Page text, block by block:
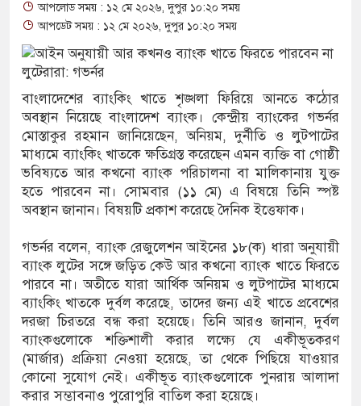
আপলোড সময় : ১২ মে ২০২৬, দুপুর ১০:২০ সময়
আপডেট সময় : ১২ মে ২০২৬, দুপুর ১০:২০ সময়
বাংলাদেশের ব্যাংকিং খাতে শৃঙ্খলা ফিরিয়ে আনতে কঠোর
অবস্থান নিয়েছে বাংলাদেশ ব্যাংক। কেন্দ্রীয় ব্যাংকের গভর্নর
মোস্তাকুর রহমান জানিয়েছেন, অনিয়ম, দুর্নীতি ও লুটপাটের
মাধ্যমে ব্যাংকিং খাতকে ক্ষতিগ্রস্ত করেছেন এমন ব্যক্তি বা গোষ্ঠী
ভবিষ্যতে আর কখনো ব্যাংক পরিচালনা বা মালিকানায় যুক্ত
হতে পারবেন না। সোমবার (১১ মে) এ বিষয়ে তিনি স্পষ্ট
অবস্থান জানান। বিষয়টি প্রকাশ করেছে দৈনিক ইত্তেফাক।
গভর্নর বলেন, ব্যাংক রেজুলেশন আইনের ১৮(ক) ধারা অনুযায়ী
ব্যাংক লুটের সঙ্গে জড়িত কেউ আর কখনো ব্যাংক খাতে ফিরতে
পারবে না। অতীতে যারা আর্থিক অনিয়ম ও লুটপাটের মাধ্যমে
ব্যাংকিং খাতকে দুর্বল করেছে, তাদের জন্য এই খাতে প্রবেশের
দরজা চিরতরে বন্ধ করা হয়েছে। তিনি আরও জানান, দুর্বল
ব্যাংকগুলোকে শক্তিশালী করার লক্ষ্যে যে একীভূতকরণ
(মার্জার) প্রক্রিয়া নেওয়া হয়েছে, তা থেকে পিছিয়ে যাওয়ার
কোনো সুযোগ নেই। একীভূত ব্যাংকগুলোকে পুনরায় আলাদা
করার সম্ভাবনাও পুরোপুরি বাতিল করা হয়েছে।